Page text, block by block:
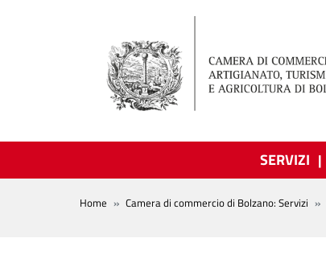
SERVIZI
BREADCRUMB
Home Camera di commercio di Bolzano: Servizi